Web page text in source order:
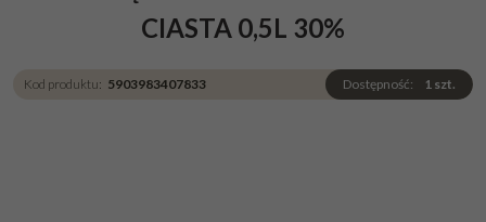
CIASTA 0,5L 30%
Kod produktu: 5903983407833 Dostępność: 1 szt.